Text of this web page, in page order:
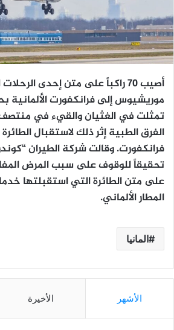
أصيب 70 راكباً على متن إحدى
موريشيوس إلى فرانكفورت الألمانية
تمثلت في الغثيان والقيء في
الفرق الطبية إثر ذلك لاستقبال
فرانكفورت. وقالت شركة الطيران
تحقيقاً للوقوف على سبب المرض
على متن الطائرة التي استقبلتها
المطار الألماني.
المانيا
الأشهر الأخيرة